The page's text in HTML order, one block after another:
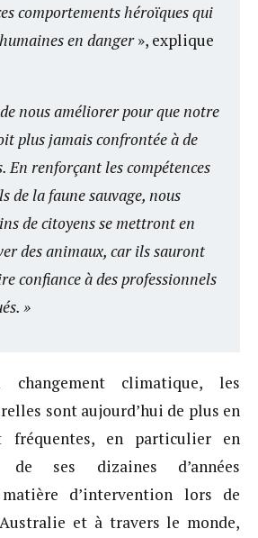
comportements héroïques qui
en danger», explique
nous améliorer pour que notre
plus jamais confrontée à de
En renforçant les compétences
de la faune sauvage, nous
de citoyens se mettront en
des animaux, car ils sauront
confiance à des professionnels
»
changement climatique, les
sont aujourd’hui de plus en
fréquentes, en particulier en
ses dizaines d’années
matière d’intervention lors de
et à travers le monde,